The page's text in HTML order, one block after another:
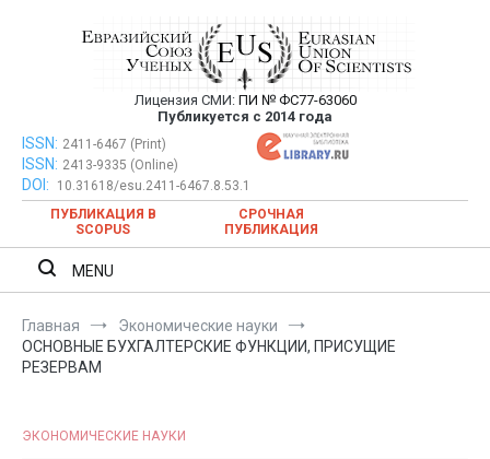
Евразийский Союз Ученых —
публикация научных статей в
ежемесячном научном журнале
Лицензия СМИ: ПИ № ФС77-63060
Публикуется с 2014 года
Евразийский Союз Ученых — публикация научных статей в
ежемесячном научном журнале
ISSN: 2411-6467 (Print)
ISSN: 2413-9335 (Online)
DOI:
10.31618/esu.2411-6467.8.53.1
ПУБЛИКАЦИЯ В
SCOPUS
СРОЧНАЯ
ПУБЛИКАЦИЯ
MENU
Главная
Экономические науки
ОСНОВНЫЕ БУХГАЛТЕРСКИЕ ФУНКЦИИ, ПРИСУЩИЕ
РЕЗЕРВАМ
ЭКОНОМИЧЕСКИЕ НАУКИ